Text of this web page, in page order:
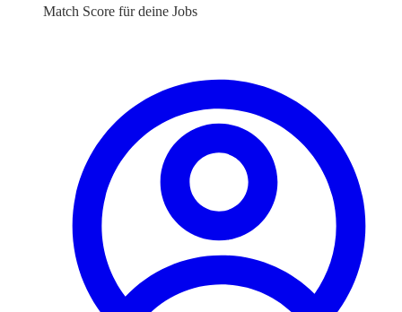
Match Score für deine Jobs